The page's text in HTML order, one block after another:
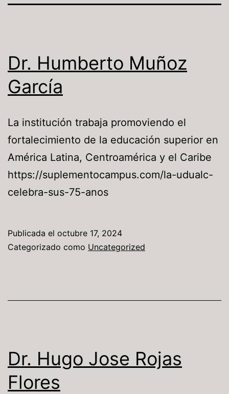
Dr. Humberto Muñoz
García
La institución trabaja promoviendo el
fortalecimiento de la educación superior en
América Latina, Centroamérica y el Caribe
https://suplementocampus.com/la-udualc-
celebra-sus-75-anos
Publicada el octubre 17, 2024
Categorizado como Uncategorized
Dr. Hugo Jose Rojas
Flores